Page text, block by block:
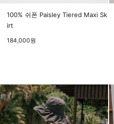
100% 쉬폰 Paisley Tiered Maxi Sk
irt
184,000원